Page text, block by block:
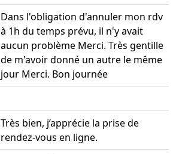
Dans l'obligation d'annuler mon rdv
à 1h du temps prévu, il n'y avait
aucun problème Merci. Très gentille
de m'avoir donné un autre le même
jour Merci. Bon journée
Très bien, j’apprécie la prise de
rendez-vous en ligne.